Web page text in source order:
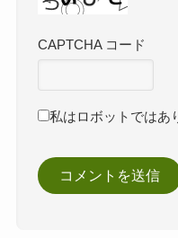
CAPTCHA コード
私はロボットではあ